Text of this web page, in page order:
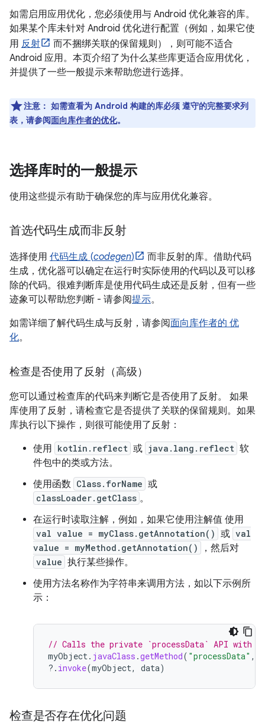
如需启用应用优化，您必须使用与 Android 优化兼容的库。
如果某个库未针对 Android 优化进行配置（例如，如果它使
用 反射
而不捆绑关联的保留规则），则可能不适合
Android 应用。本页介绍了为什么某些库更适合应用优化，
并提供了一些一般提示来帮助您进行选择。
注意： 如需查看为 Android 构建的库必须 遵守的完整要求列
表，请参阅面向库作者的优化。
选择库时的一般提示
使用这些提示有助于确保您的库与应用优化兼容。
首选代码生成而非反射
选择使用 代码生成 (codegen)
而非反射的库。借助代码
生成，优化器可以确定在运行时实际使用的代码以及可以移
除的代码。很难判断库是使用代码生成还是反射，但有一些
迹象可以帮助您判断 - 请参阅提示。
如需详细了解代码生成与反射，请参阅面向库作者的 优
化。
检查是否使用了反射（高级）
您可以通过检查库的代码来判断它是否使用了反射。 如果
库使用了反射，请检查它是否提供了关联的保留规则。如果
库执行以下操作，则很可能使用了反射：
使用 kotlin.reflect 或 java.lang.reflect 软
件包中的类或方法。
使用函数 Class.forName 或
classLoader.getClass 。
在运行时读取注解，例如，如果它使用注解值 使用
val value = myClass.getAnnotation() 或 val
value = myMethod.getAnnotation()
，然后对
value 执行某些操作。
使用方法名称作为字符串来调用方法，如以下示例所
示：
// Calls the private `processData` API with
myObject. javaClass .getMethod( "processData" ,
?. invoke(myObject, data)
检查是否存在优化问题